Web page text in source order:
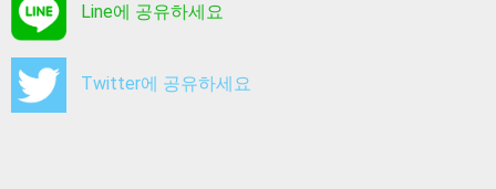
Line에 공유하세요
Twitter에 공유하세요